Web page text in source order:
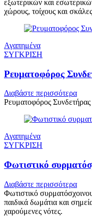
εξωτερικών και
χώρους, τοίχους και
Αγαπημένα
ΣΥΓΚΡΙΣΗ
Ρευματοφόρος
Διαβάστε περισσότερα
Ρευματοφόρος
Αγαπημένα
ΣΥΓΚΡΙΣΗ
Φωτιστικό
Διαβάστε περισσότερα
Φωτιστικό
παιδικά δωμάτια και
χαρούμενες νότες.